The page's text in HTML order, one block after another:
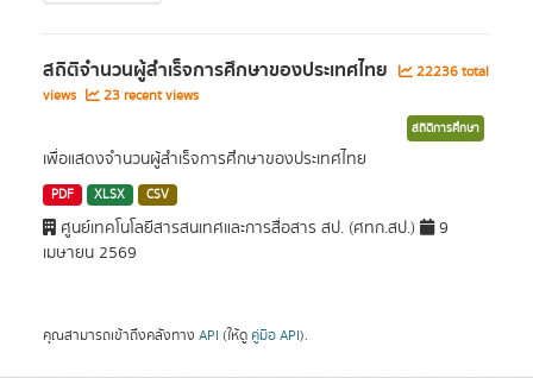
สถิติจำนวนผู้สำเร็จการศึกษาของประเทศไทย
22236 total
views
23 recent views
สถิติการศึกษา
เพื่อแสดงจำนวนผู้สำเร็จการศึกษาของประเทศไทย
PDF XLSX CSV
ศูนย์เทคโนโลยีสารสนเทศและการสื่อสาร สป. (ศทก.สป.)
9
เมษายน 2569
คุณสามารถเข้าถึงคลังทาง API (ให้ดู คู่มือ API).